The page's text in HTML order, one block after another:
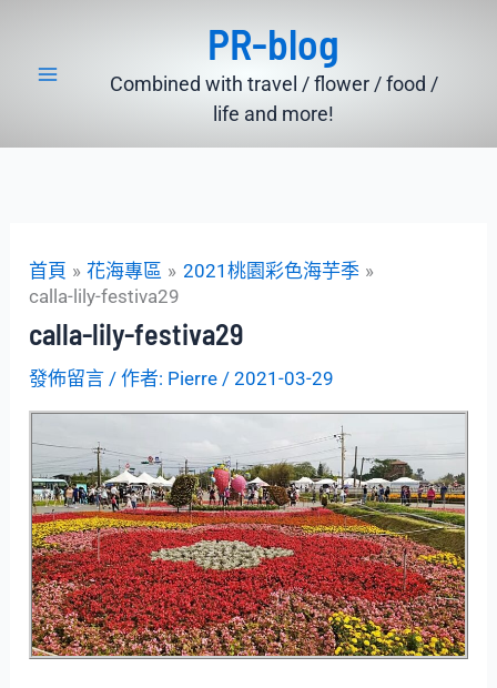
PR-blog
Combined with travel / flower / food /
life and more!
首頁 花海專區
2021桃園彩色海芋季
calla-lily-festiva29
calla-lily-festiva29
發佈留言 / 作者: Pierre /2021-03-29